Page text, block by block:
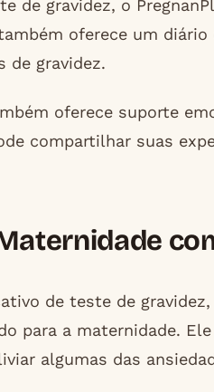
de gravidez, o
oferece um
de gravidez.
oferece suporte
compartilhar suas
de teste de
para a maternidade.
algumas das